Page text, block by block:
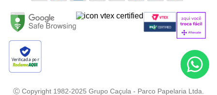
Verificada por
Ⓒ Copyright 1982-2025 Grupo Caçula - Parco Papelaria Ltda.